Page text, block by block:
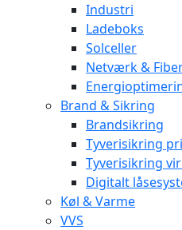
Industri
Ladeboks
Solceller
Netværk &
Brand & Sikring
Brandsikring
Tyverisikring
Tyverisikring
Digitalt
Køl & Varme
VVS